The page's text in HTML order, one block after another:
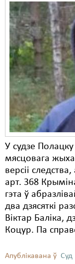
У судзе
мясцовага
версіі
арт. 368
гэта ў
два дзясяткі
Віктар Баліка,
Коцур. Па
Апублікавана ў Суд
Дыскрымінацыя
Затрыманьні
Карная псыхіятрыя
КПЧ ААН
Культурныя правы
ЛПП
Мігранты
Мірныя сходы
Палітвязьні
Праваабаронцы
Правы дзіцяці
Пэнітэнцыярная
Распальваньне